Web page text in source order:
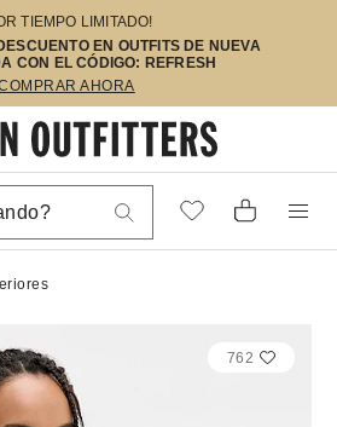
TIEMPO LIMITADO!
EN OUTFITS DE NUEVA
CON EL CÓDIGO: REFRESH
AHORA
762